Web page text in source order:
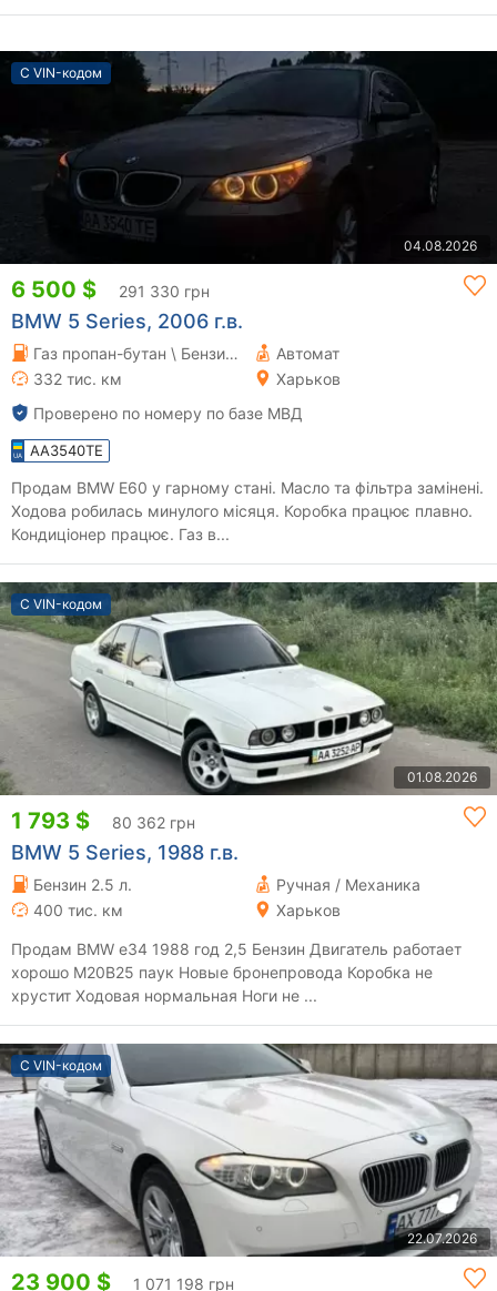
С VIN-кодом
04.08.2026
6 500 $ 291 330 грн
BMW 5 Series, 2006 г.в.
Газ пропан-бутан \ Бензин 2.5 л.
Автомат
332 тис. км
Харьков
Проверено по номеру по базе МВД
AA3540TE
Продам BMW E60 у гарному стані. Масло та фільтра замінені.
Ходова робилась минулого місяця. Коробка працює плавно.
Кондиціонер працює. Газ в...
С VIN-кодом
01.08.2026
1 793 $ 80 362 грн
BMW 5 Series, 1988 г.в.
Бензин 2.5 л.
Ручная / Механика
400 тис. км
Харьков
Продам BMW e34 1988 год 2,5 Бензин Двигатель работает
хорошо M20B25 паук Новые бронепровода Коробка не
хрустит Ходовая нормальная Ноги не ...
С VIN-кодом
22.07.2026
23 900 $ 1 071 198 грн